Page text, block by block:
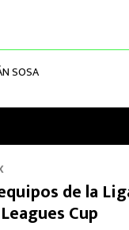
SOSA
de la
Cup